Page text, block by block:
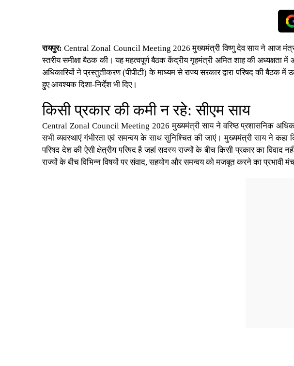
रायपुर: Central Zonal Council Meeting 2026 मुख्यमंत्री विष्णु देव सायने आज
स्तरीय समीक्षा बैठक की। यह महत्वपूर्ण बैठककेंद्रीय गृहमंत्री अमित शाहकी अध्यक्षता में
अधिकारियों ने प्रस्तुतीकरण (पीपीटी) के माध्यम से राज्य सरकार द्वारा परिषद की बैठक
हुए आवश्यक दिशा-निर्देश भी दिए।
किसी प्रकार की कमी न रहे: सीएम साय
Central Zonal Council Meeting 2026 मुख्यमंत्री साय ने वरिष्ठ प्रशासनिक
सभी व्यवस्थाएं गंभीरता एवं समन्वय के साथ सुनिश्चित की जाएं। मुख्यमंत्री साय ने कहा
परिषद देश की ऐसी क्षेत्रीय परिषद है जहां सदस्य राज्यों के बीच किसी प्रकार का
राज्यों के बीच विभिन्न विषयों पर संवाद, सहयोग और समन्वय को मजबूत करने का प्रभावी